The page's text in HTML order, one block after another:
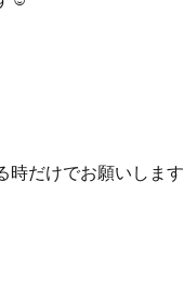
時だけでお願いします